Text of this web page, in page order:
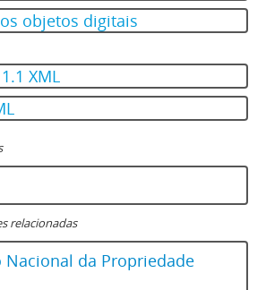
objetos digitais
XML
relacionadas
Nacional da Propriedade